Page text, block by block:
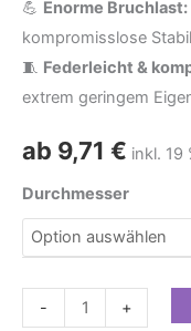
💪 Enorme Bruchlast:
kompromisslose
🧵 Federleicht &
extrem geringem
ab 9,71 € inkl. 19
Durchmesser
- +